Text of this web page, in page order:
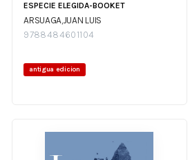
ESPECIE ELEGIDA-BOOKET
ARSUAGA,JUAN LUIS
9788484601104
antigua edicion